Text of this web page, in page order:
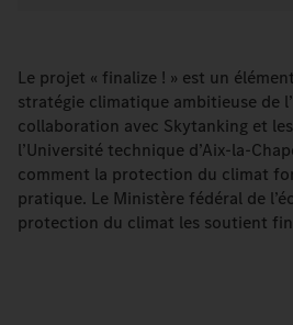
Le projet « finalize ! » est un
stratégie climatique ambitieuse de
collaboration avec Skytanking et
l’Université technique d’Aix-la-
comment la protection du climat
pratique. Le Ministère fédéral de
protection du climat les soutient